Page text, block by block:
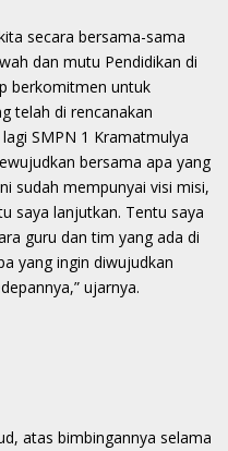
secara bersama-sama
dan mutu Pendidikan di
berkomitmen untuk
telah di rencanakan
SMPN 1 Kramatmulya
bersama apa yang
sudah mempunyai visi misi,
saya lanjutkan. Tentu saya
guru dan tim yang ada di
yang ingin diwujudkan
ujarnya.
atas bimbingannya selama